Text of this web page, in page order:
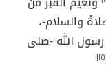
والسلام-،
رسول الله -صلى